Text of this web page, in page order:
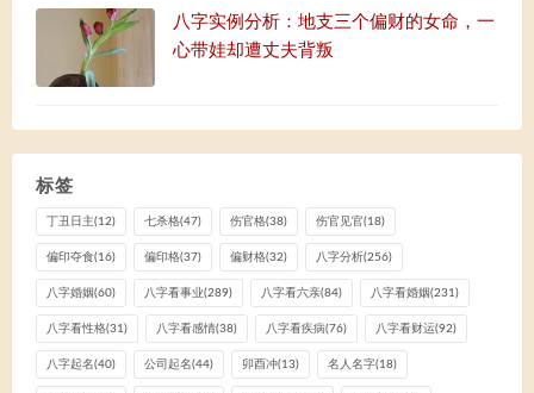
八字实例分析：地支三个偏财的女命，一
心带娃却遭丈夫背叛
标签
丁丑日主(12) 七杀格(47) 伤官格(38) 伤官见官(18)
偏印夺食(16) 偏印格(37) 偏财格(32) 八字分析(256)
八字婚姻(60) 八字看事业(289) 八字看六亲(84) 八字看婚姻(231)
八字看性格(31) 八字看感情(38) 八字看疾病(76) 八字看财运(92)
八字起名(40) 公司起名(44) 卯酉冲(13) 名人名字(18)